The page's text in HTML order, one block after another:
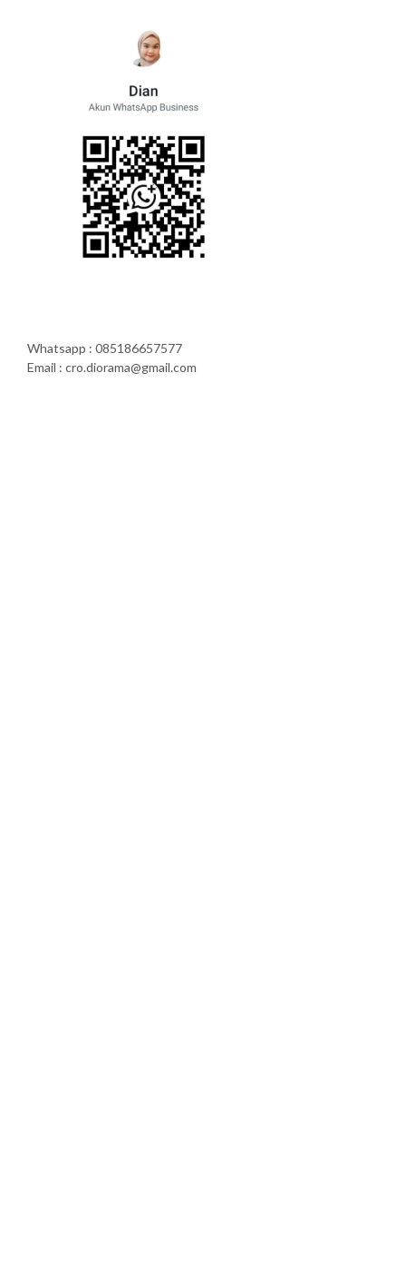
Whatsapp : 085186657577
Email : cro.diorama@gmail.com